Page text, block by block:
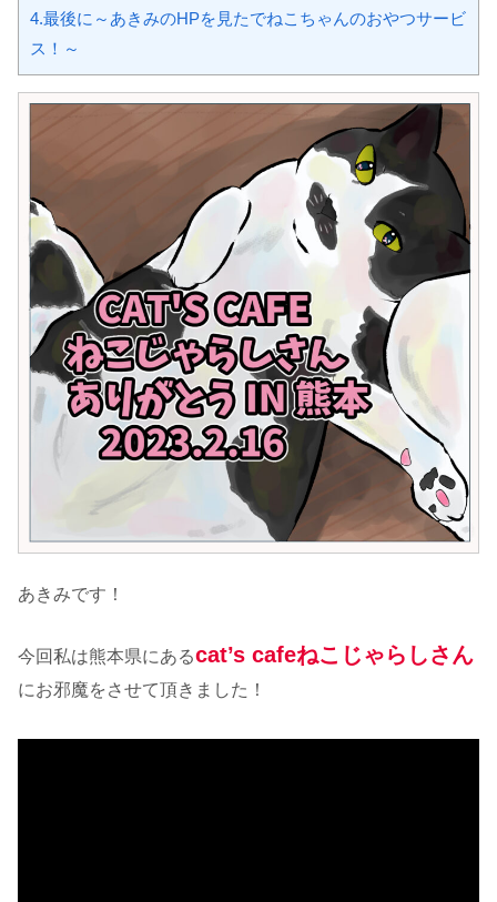
4.最後に～あきみのHPを見たでねこちゃんのおやつサービ
ス！～
あきみです！
今回私は熊本県にあるcat’s cafeねこじゃらしさん
にお邪魔をさせて頂きました！